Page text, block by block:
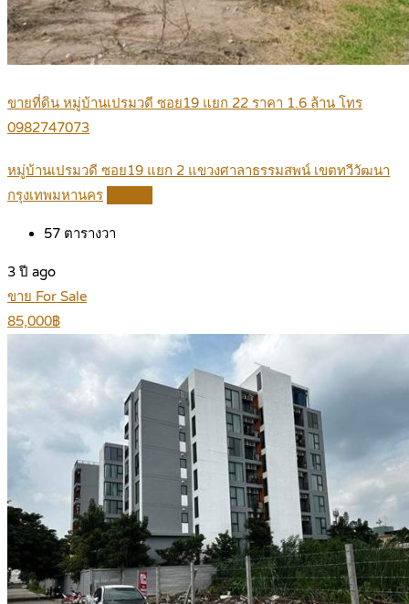
ขายที่ดิน หมู่บ้านเปรมวดี ซอย19 แยก 22 ราคา 1.6 ล้าน โทร
0982747073
หมู่บ้านเปรมวดี ซอย19 แยก 2 แขวงศาลาธรรมสพน์ เขตทวีวัฒนา
กรุงเทพมหานคร
57 ตารางวา
3 ปี ago
ขาย For Sale
85,000฿